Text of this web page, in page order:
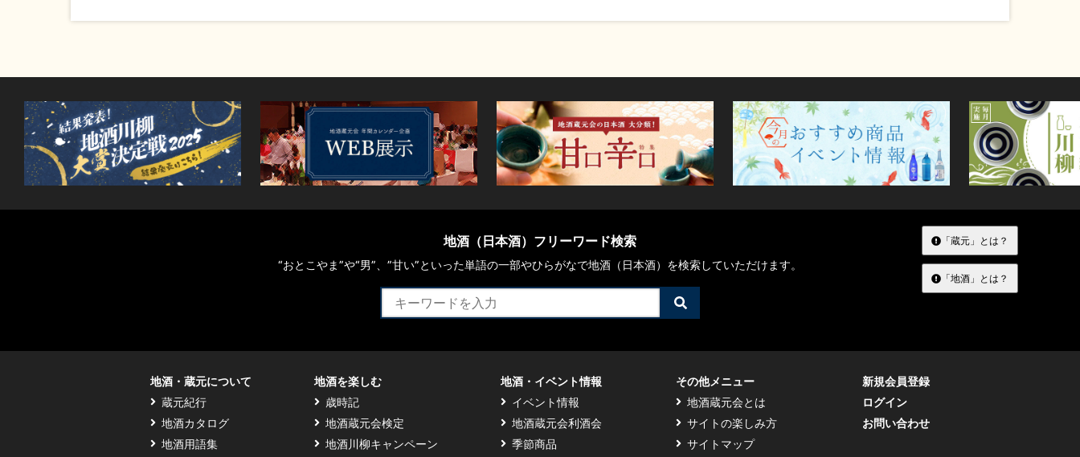
地酒（日本酒）フリーワード検索
“おとこやま”や“男”、”甘い”といった単語の一部やひらがなで地酒（日本酒）を検索していただけます。
検
索
「蔵元」とは？
「地酒」とは？
地酒・蔵元について
蔵元紀行
地酒カタログ
地酒用語集
地酒を楽しむ
歳時記
地酒蔵元会検定
地酒川柳キャンペーン
地酒・イベント情報
イベント情報
地酒蔵元会利酒会
季節商品
その他メニュー
地酒蔵元会とは
サイトの楽しみ方
サイトマップ
新規会員登録
ログイン
お問い合わせ